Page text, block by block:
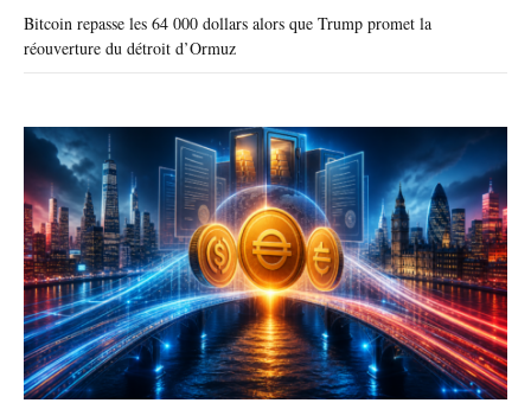
Bitcoin repasse les 64 000 dollars alors que Trump promet la
réouverture du détroit d’Ormuz